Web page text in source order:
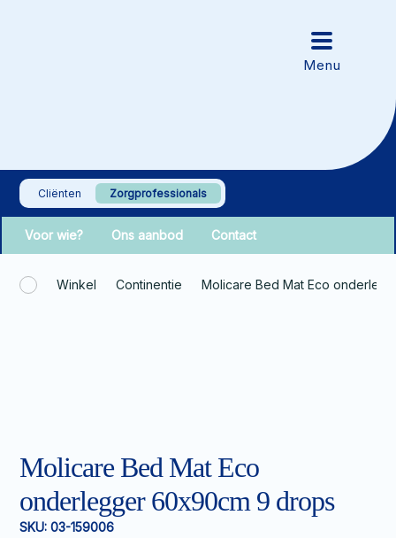
Cliënten Zorgprofessionals
Voor wie? Ons aanbod Contact
Winkel Continentie Molicare Bed Mat Eco
Molicare Bed Mat Eco
onderlegger 60x90cm 9 drops
SKU: 03-159006